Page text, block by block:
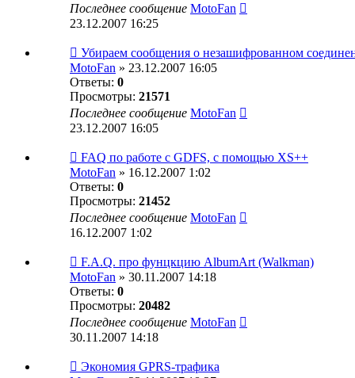
Последнее сообщение MotoFan
23.12.2007 16:25
Убираем сообщения о незашифрованном
MotoFan » 23.12.2007 16:05
Ответы: 0
Просмотры: 21571
Последнее сообщение MotoFan
23.12.2007 16:05
FAQ по работе с GDFS, с помощью XS++
MotoFan » 16.12.2007 1:02
Ответы: 0
Просмотры: 21452
Последнее сообщение MotoFan
16.12.2007 1:02
F.A.Q. про фунцкцию AlbumArt (Walkman)
MotoFan » 30.11.2007 14:18
Ответы: 0
Просмотры: 20482
Последнее сообщение MotoFan
30.11.2007 14:18
Экономия GPRS-трафика